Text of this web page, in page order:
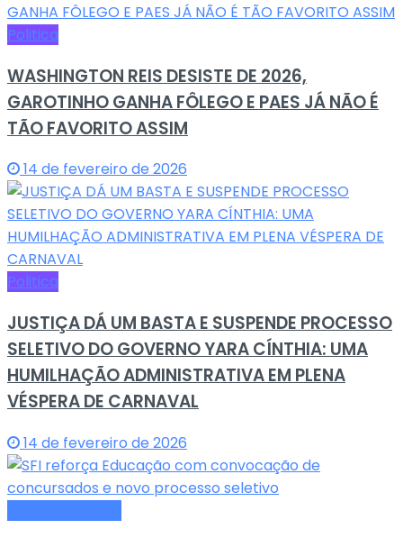
Politica
WASHINGTON REIS DESISTE DE 2026,
GAROTINHO GANHA FÔLEGO E PAES JÁ NÃO É
TÃO FAVORITO ASSIM
14 de fevereiro de 2026
Politica
JUSTIÇA DÁ UM BASTA E SUSPENDE PROCESSO
SELETIVO DO GOVERNO YARA CÍNTHIA: UMA
HUMILHAÇÃO ADMINISTRATIVA EM PLENA
VÉSPERA DE CARNAVAL
14 de fevereiro de 2026